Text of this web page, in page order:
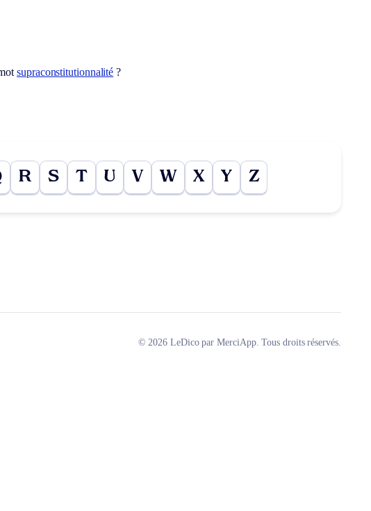
supraconstitutionnalité ?
R S T U V W X Y Z
© 2026 LeDico par MerciApp. Tous droits réservés.